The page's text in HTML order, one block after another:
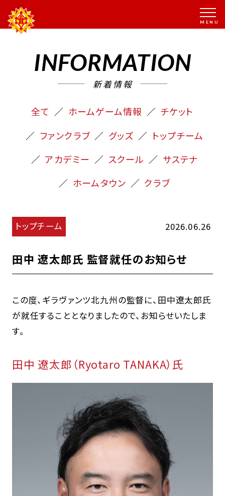
INFORMATION
新着情報
全て ホームゲーム情報
チケット
ファンクラブ
グッズ
トップチーム
アカデミー
スクール
サステナ
ホームタウン
クラブ
トップチーム 2026.06.26
田中 遼太郎氏 監督就任のお知らせ
この度、ギラヴァンツ北九州の監督に、田中遼太郎氏
が就任することとなりましたので、お知らせいたしま
す。
田中 遼太郎（Ryotaro TANAKA）氏